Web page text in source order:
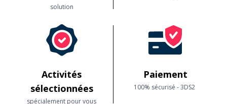
solution
Activités
sélectionnées
spécialement pour vous
Paiement
100% sécurisé - 3DS2